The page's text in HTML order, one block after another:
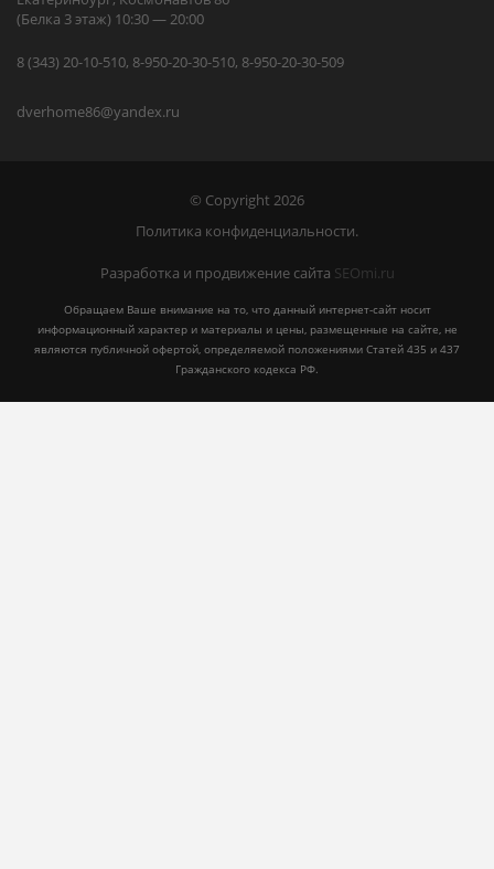
(Белка 3 этаж) 10:30 — 20:00
8 (343) 20-10-510, 8-950-20-30-510, 8-950-20-30-509
dverhome86@yandex.ru
© Copyright 2026
Политика конфиденциальности.
Разработка и продвижение сайта SEOmi.ru
Обращаем Ваше внимание на то, что данный интернет-сайт носит
информационный характер и материалы и цены, размещенные на сайте, не
являются публичной офертой, определяемой положениями Статей 435 и 437
Гражданского кодекса РФ.